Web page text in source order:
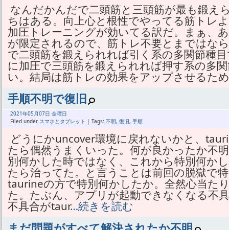
なんだかんだで二頭筋と三頭筋が最も鍛え
ちはある。向上心と根性でやってる筋トレ
加圧トレーニングが効いてる訳だ。まぁ、
が限定されるので、筋トレ不要とまではな
で二頭筋を鍛えられれば引く系の多関節種
に加圧で三頭筋を鍛えられれば押す系の多
い。結局は筋トレの効果をアップさせるた
手順不明で復旧
2021年05月07日 金曜日
Filed under スマホとタブレット | Tags: 不明, 復旧, 手順
どうにかuncover環境に戻れないかと、
たら偶然うまくいった。何が良かったか不
別何かした時ではなく、これから特別何か
たら治ってた。と言うことは前回の脱獄で
taurineの方で特別何かしたか。全然心当た
た。たぶん、アプリが起動できなくなる不
不具合がtaur…続きを読む